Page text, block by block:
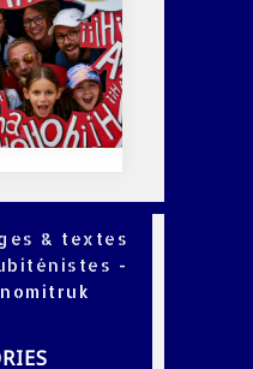
& textes
-
nomitruk